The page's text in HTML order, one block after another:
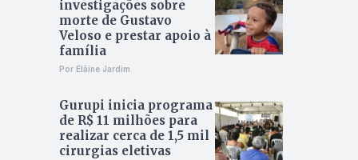
investigações sobre
morte de Gustavo
Veloso e prestar apoio à
família
Por Elâine Jardim
Gurupi inicia programa
de R$ 11 milhões para
realizar cerca de 1,5 mil
cirurgias eletivas